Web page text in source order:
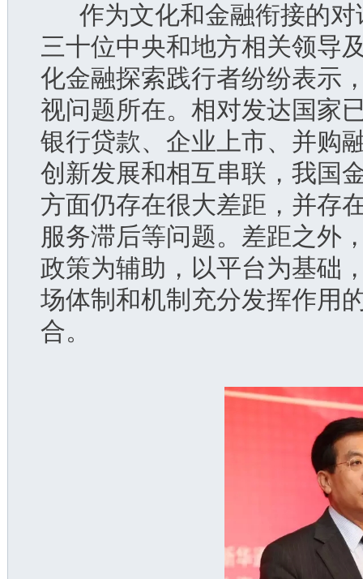
作为文化和金融衔接的对
三十位中央和地方相关领导
化金融探索践行者纷纷表示
视问题所在。相对发达国家
银行贷款、企业上市、并购
创新发展和相互串联，我国
方面仍存在很大差距，并存
服务滞后等问题。差距之外
政策为辅助，以平台为基础
场体制和机制充分发挥作用
合。